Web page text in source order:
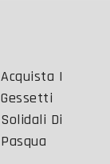
Acquista I
Gessetti
Solidali Di
Pasqua